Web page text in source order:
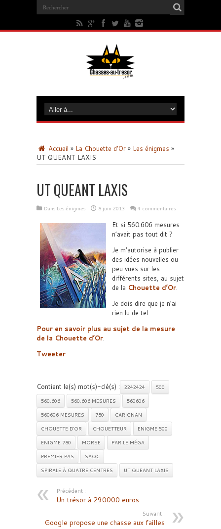
Accueil » La Chouette d'Or » Les énigmes »
UT QUEANT LAXIS
UT QUEANT LAXIS
Dans Les énigmes 8 juin 2013 4 commentaires
Et si 560.606 mesures
n’avait pas tout dit ?
Je m’autorise à publier
des idées nouvelles ou
peu vues sur les
différents sites, au sujet
de la Chouette d’Or.
Je dois dire que je n’ai
rien lu de tel.
Pour en savoir plus au sujet de la mesure
de la Chouette d’Or.
Tweeter
Contient le(s) mot(s)-clé(s) : 2242424
500
560.606
560.606 MESURES
560606
560606 MESURES
780
CARIGNAN
CHOUETTE D'OR
CHOUETTEUR
ENIGME 500
ENIGME 780
MORSE
PAR LE MÉGA
PREMIER PAS
SAQC
SPIRALE À QUATRE CENTRES
UT QUEANT LAXIS
Précédent :
Un trésor à 290000 euros
Suivant :
Google propose une chasse aux failles